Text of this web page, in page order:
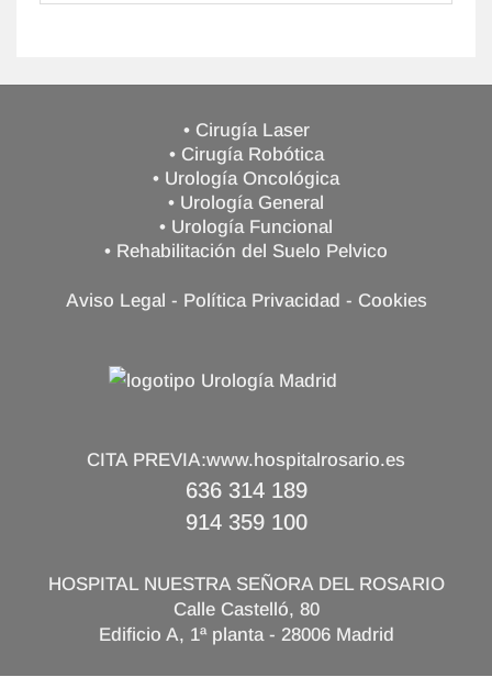
• Cirugía Laser
• Cirugía Robótica
• Urología Oncológica
• Urología General
• Urología Funcional
• Rehabilitación del Suelo Pelvico
Aviso Legal - Política Privacidad - Cookies
CITA PREVIA:www.hospitalrosario.es
636 314 189
914 359 100
HOSPITAL NUESTRA SEÑORA DEL ROSARIO
Calle Castelló, 80
Edificio A, 1ª planta - 28006 Madrid